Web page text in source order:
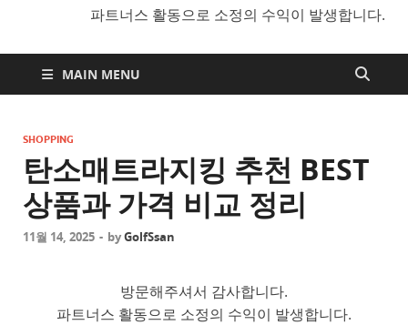
파트너스 활동으로 소정의 수익이 발생합니다.
MAIN MENU
SHOPPING
탄소매트라지킹 추천 BEST
상품과 가격 비교 정리
11월 14, 2025 - byGolfSsan
방문해주셔서 감사합니다.
파트너스 활동으로 소정의 수익이 발생합니다.